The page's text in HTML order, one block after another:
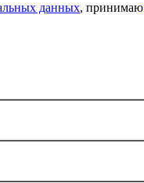
данных, принимаю